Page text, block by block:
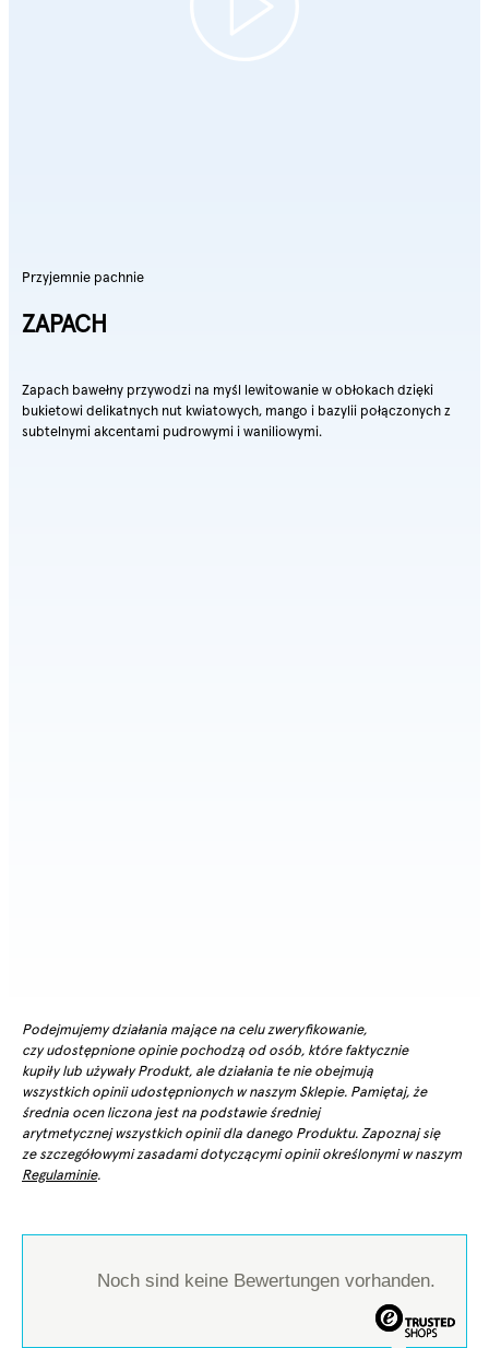
Przyjemnie pachnie
ZAPACH
Zapach bawełny przywodzi na myśl lewitowanie w obłokach dzięki
bukietowi delikatnych nut kwiatowych, mango i bazylii połączonych z
subtelnymi akcentami pudrowymi i waniliowymi.
Podejmujemy działania mające na celu zweryfikowanie,
czy udostępnione opinie pochodzą od osób, które faktycznie
kupiły lub używały Produkt, ale działania te nie obejmują
wszystkich opinii udostępnionych w naszym Sklepie. Pamiętaj, że
średnia ocen liczona jest na podstawie średniej
arytmetycznej wszystkich opinii dla danego Produktu. Zapoznaj się
ze szczegółowymi zasadami dotyczącymi opinii określonymi w naszym
Regulaminie.
Noch sind keine Bewertungen vorhanden.